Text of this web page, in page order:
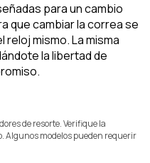
para un cambio
que cambiar la correa se
mismo. La misma
la libertad de
de resorte. Verifique la
Algunos modelos pueden requerir